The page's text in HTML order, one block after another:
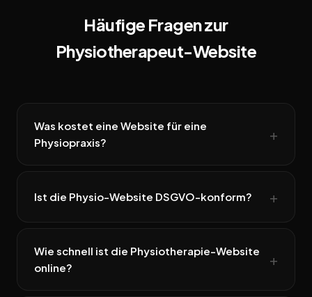
Häufige Fragen zur
Physiotherapeut-Website
Was kostet eine Website für eine
Physiopraxis?
Ist die Physio-Website DSGVO-konform?
Wie schnell ist die Physiotherapie-Website
online?